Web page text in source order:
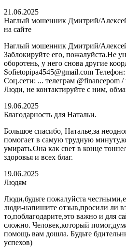
21.06.2025
Наглый мошенник Дмитрий/
на сайте
Наглый мошенник Дмитрий/Алексей
Заблокируйте его, пожалуйста.Не
оборотень, у него снова другие
Sofietopipa4545@gmail.com
Соц.сети: ... телеграм @financepom
Люди, не контактируйте с ним,
19.06.2025
Благодарность для Натальи.
Большое спасибо, Наталье,за
помогает в самую трудную
умирать.Она как свет в конце
здоровья и всех благ.
19.06.2025
Людям
Люди,будьте пожалуйста
люди-напишите отзыв,просили ли
то,поблагодарите,это важно и для
сложно. Человек,который
помощь вам дошла. Будьте
успехов)